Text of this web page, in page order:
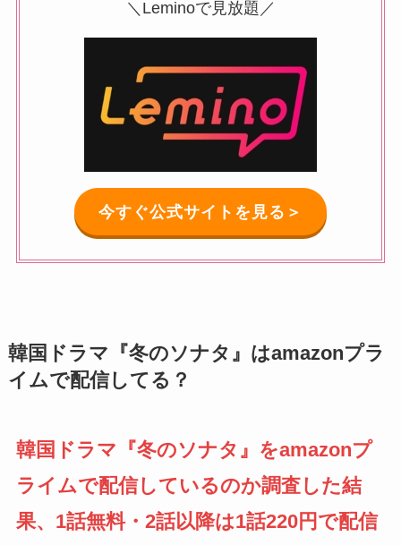
＼Leminoで見放題／
今すぐ公式サイトを見る＞
韓国ドラマ『冬のソナタ』はamazonプラ
イムで配信してる？
韓国ドラマ『冬のソナタ』をamazonプ
ライムで配信しているのか調査した結
果、1話無料・2話以降は1話220円で配信